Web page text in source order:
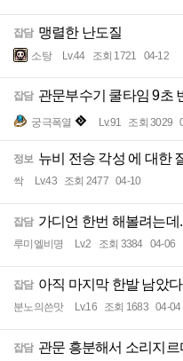
잡담 맹렬한 난도질
소탕 Lv.44 조회 1721 04-12
잡담 관문부수기 쿨타임 9초
궁극폭열 Lv.91 조회 3029
정보 뉴비 전승 각성 에 대한
싹 Lv.43 조회 2477 04-10
잡담 가디언 한번 해볼려는데
루미엘비명 Lv.2 조회 3384 04-06
잡담 아직 마지막 한발 남았
분노의쓴맛 Lv.16 조회 1683 04-04
잡담 관문 흥분해서 소리지